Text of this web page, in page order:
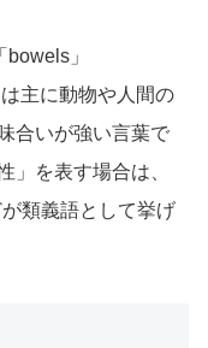
」
主に動物や人間の
合いが強い言葉で
」を表す場合は、
類義語として挙げ